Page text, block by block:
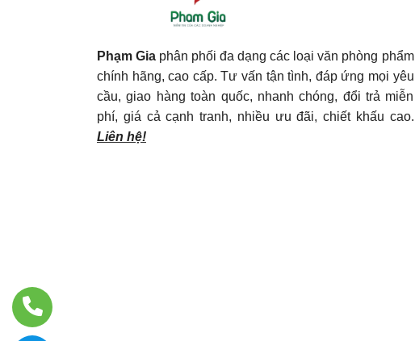
Phạm Gia phân phối đa dạng các loại văn phòng phẩm
chính hãng, cao cấp. Tư vấn tận tình, đáp ứng mọi yêu
cầu, giao hàng toàn quốc, nhanh chóng, đổi trả miễn
phí, giá cả cạnh tranh, nhiều ưu đãi, chiết khấu cao.
Liên hệ!